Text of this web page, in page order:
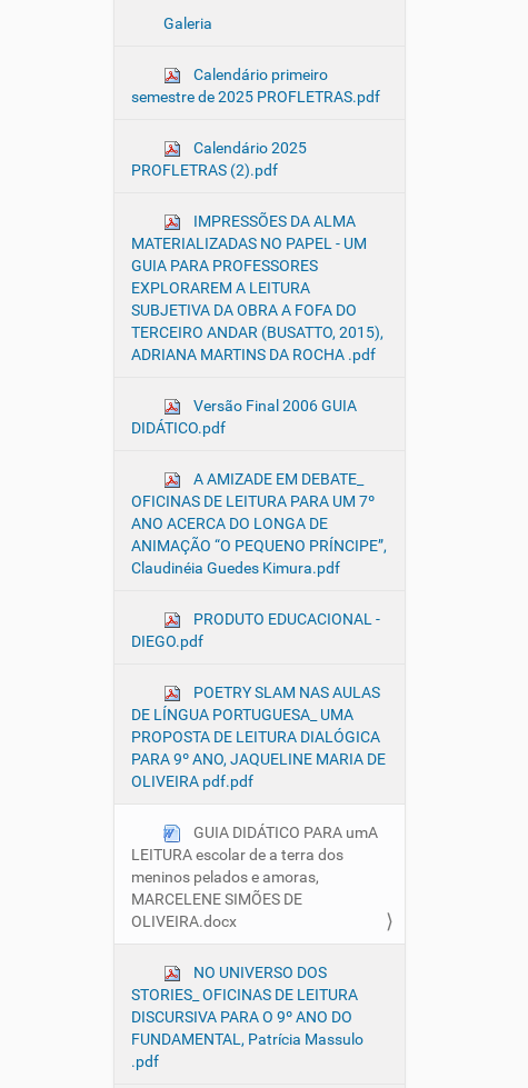
Galeria
Calendário primeiro
semestre de 2025 PROFLETRAS.pdf
Calendário 2025
PROFLETRAS (2).pdf
IMPRESSÕES DA ALMA
MATERIALIZADAS NO PAPEL - UM
GUIA PARA PROFESSORES
EXPLORAREM A LEITURA
SUBJETIVA DA OBRA A FOFA DO
TERCEIRO ANDAR (BUSATTO, 2015),
ADRIANA MARTINS DA ROCHA .pdf
Versão Final 2006 GUIA
DIDÁTICO.pdf
A AMIZADE EM DEBATE_
OFICINAS DE LEITURA PARA UM 7º
ANO ACERCA DO LONGA DE
ANIMAÇÃO “O PEQUENO PRÍNCIPE”,
Claudinéia Guedes Kimura.pdf
PRODUTO EDUCACIONAL -
DIEGO.pdf
POETRY SLAM NAS AULAS
DE LÍNGUA PORTUGUESA_ UMA
PROPOSTA DE LEITURA DIALÓGICA
PARA 9º ANO, JAQUELINE MARIA DE
OLIVEIRA pdf.pdf
GUIA DIDÁTICO PARA umA
LEITURA escolar de a terra dos
meninos pelados e amoras,
MARCELENE SIMÕES DE
OLIVEIRA.docx
NO UNIVERSO DOS
STORIES_ OFICINAS DE LEITURA
DISCURSIVA PARA O 9º ANO DO
FUNDAMENTAL, Patrícia Massulo
.pdf